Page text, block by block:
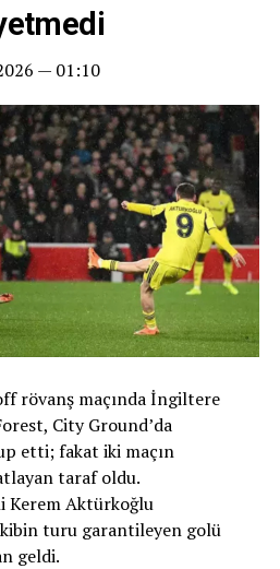
— 01:10
rövanş maçında İngiltere
City Ground’da
etti; fakat iki maçın
taraf oldu.
Kerem Aktürkoğlu
turu garantileyen golü
geldi.